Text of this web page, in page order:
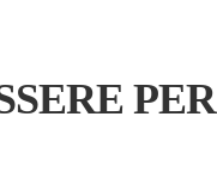
PER